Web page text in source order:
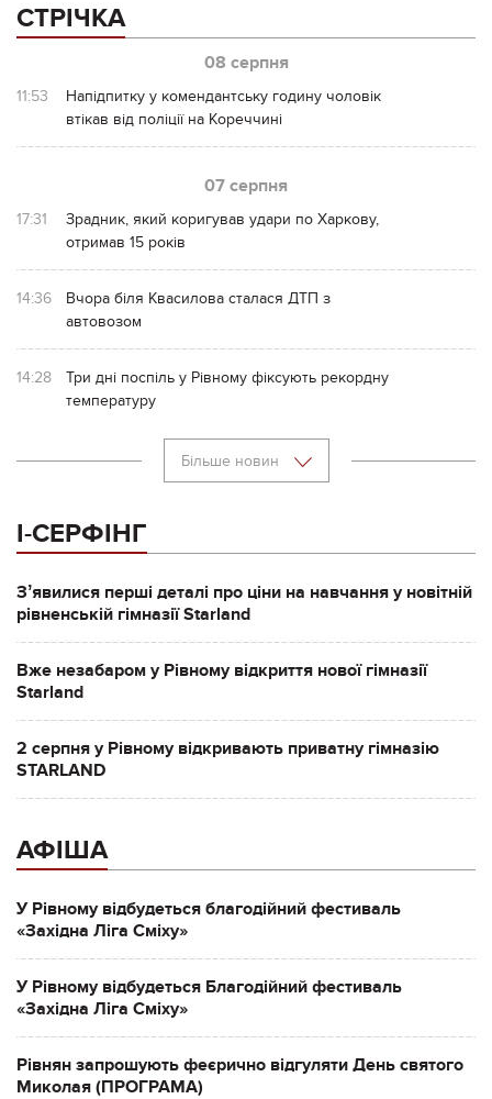
СТРІЧКА
08 серпня
11:53
Напідпитку у комендантську годину чоловік
втікав від поліції на Кореччині
07 серпня
17:31
Зрадник, який коригував удари по Харкову,
отримав 15 років
14:36
Вчора біля Квасилова сталася ДТП з
автовозом
14:28
Три дні поспіль у Рівному фіксують рекордну
температуру
Більше новин
І-СЕРФІНГ
Зʼявилися перші деталі про ціни на навчання у новітній
рівненській гімназії Starland
Вже незабаром у Рівному відкриття нової гімназії
Starland
2 серпня у Рівному відкривають приватну гімназію
STARLAND
АФІША
У Рівному відбудеться благодійний фестиваль
«Західна Ліга Сміху»
У Рівному відбудеться Благодійний фестиваль
«Західна Ліга Сміху»
Рівнян запрошують феєрично відгуляти День святого
Миколая (ПРОГРАМА)